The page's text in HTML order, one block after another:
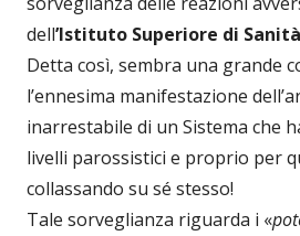
dell’Istituto Superiore di Sanità
Detta così, sembra una grande
l’ennesima manifestazione
inarrestabile di un Sistema che
livelli parossistici e proprio per
collassando su sé stesso!
Tale sorveglianza riguarda i «